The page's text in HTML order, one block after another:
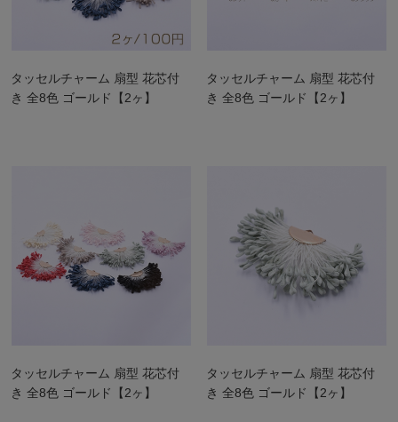
タッセルチャーム 扇型 花芯付
き 全8色 ゴールド【2ヶ】
タッセルチャーム 扇型 花芯付
き 全8色 ゴールド【2ヶ】
タッセルチャーム 扇型 花芯付
き 全8色 ゴールド【2ヶ】
タッセルチャーム 扇型 花芯付
き 全8色 ゴールド【2ヶ】